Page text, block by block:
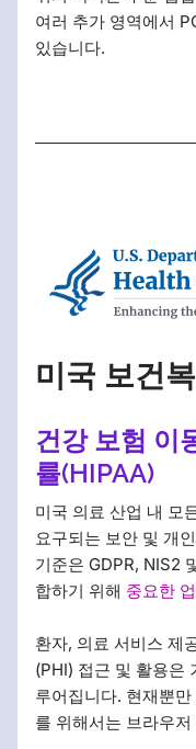
여러 추가 영역에서
있습니다.
미국 보건
건강 보험 이
률(HIPAA)
미국 의료 산업 내 모
요구되는 보안 및 개
기준은 GDPR, NIS2
합하기 위해 중요한
환자, 의료 서비스 제
(PHI) 접근 및 활용은
루어집니다. 현재뿐
를 위해서는 브라우